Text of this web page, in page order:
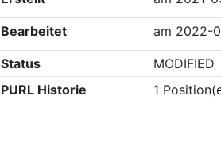
Bearbeitet am 2022-
Status
MODIFIED
PURL Historie
1